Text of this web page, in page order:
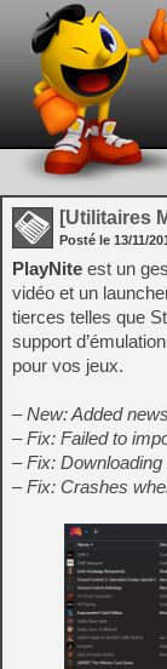
[Utilitaires
Posté le 13/11/
PlayNite est un
vidéo et un
tierces telles que
support
pour vos jeux.
– New: Added
– Fix: Failed to
– Fix:
– Fix: Crashes